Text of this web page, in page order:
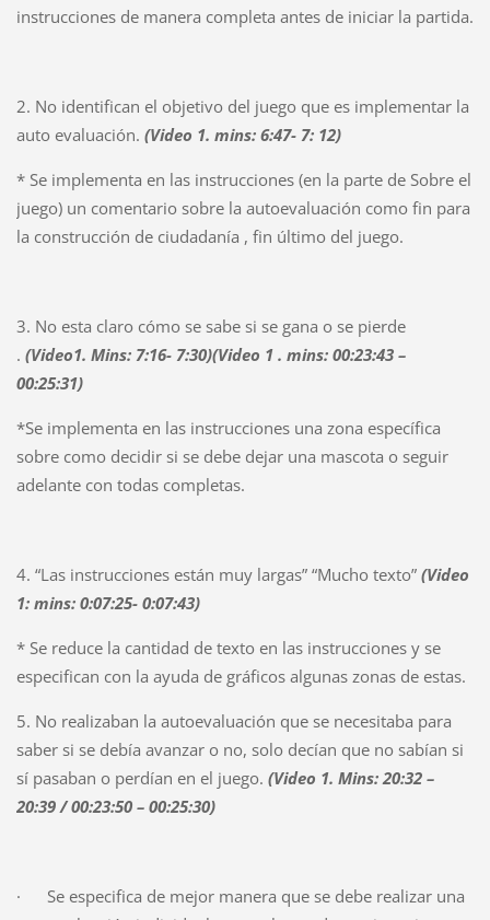
instrucciones de manera completa antes de iniciar la partida.
2. No identifican el objetivo del juego que es implementar la
auto evaluación. (Video 1. mins: 6:47- 7: 12)
* Se implementa en las instrucciones (en la parte de Sobre el
juego) un comentario sobre la autoevaluación como fin para
la construcción de ciudadanía , fin último del juego.
3. No esta claro cómo se sabe si se gana o se pierde
. (Video1. Mins: 7:16- 7:30)(Video 1 . mins: 00:23:43 –
00:25:31)
*Se implementa en las instrucciones una zona específica
sobre como decidir si se debe dejar una mascota o seguir
adelante con todas completas.
4. “Las instrucciones están muy largas” “Mucho texto” (Video
1: mins: 0:07:25- 0:07:43)
* Se reduce la cantidad de texto en las instrucciones y se
especifican con la ayuda de gráficos algunas zonas de estas.
5. No realizaban la autoevaluación que se necesitaba para
saber si se debía avanzar o no, solo decían que no sabían si
sí pasaban o perdían en el juego. (Video 1. Mins: 20:32 –
20:39 / 00:23:50 – 00:25:30)
· Se especifica de mejor manera que se debe realizar una